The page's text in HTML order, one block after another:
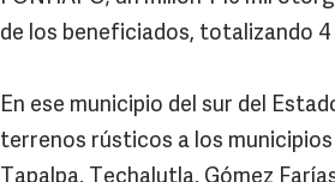
de los beneficiados, totalizando 4
En ese municipio del sur del
terrenos rústicos a los